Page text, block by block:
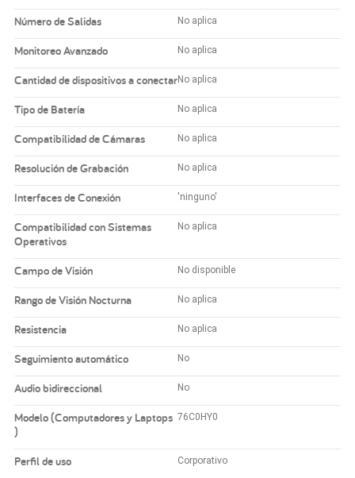
Número de Salidas No aplica
Monitoreo Avanzado No aplica
Cantidad de dispositivos a conectarNo aplica
Tipo de Batería No aplica
Compatibilidad de Cámaras No aplica
Resolución de Grabación No aplica
Interfaces de Conexión 'ninguno'
Compatibilidad con Sistemas
Operativos
No aplica
Campo de Visión No disponible
Rango de Visión Nocturna No aplica
Resistencia No aplica
Seguimiento automático No
Audio bidireccional No
Modelo (Computadores y Laptops
)
76C0HY0
Perfil de uso Corporativo